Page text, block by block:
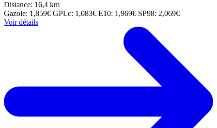
Distance: 16,4 km
Gazole: 1,859€ GPLc: 1,083€ E10: 1,969€ SP98: 2,069€
Voir détails